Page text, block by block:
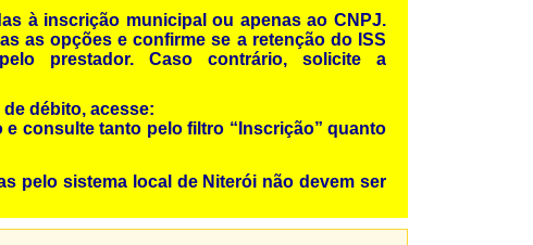
à inscrição municipal ou apenas ao CNPJ.
as opções e confirme se a retenção do ISS
prestador. Caso contrário, solicite a
débito, acesse:
e consulte tanto pelo filtro “Inscrição” quanto
pelo sistema local de Niterói não devem ser